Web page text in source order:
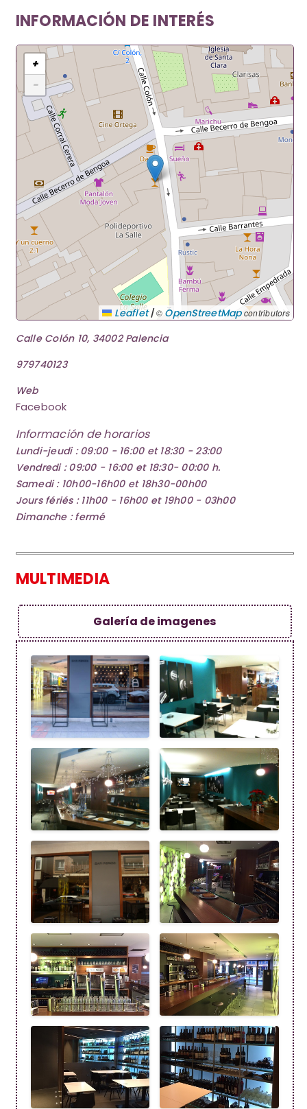
INFORMACIÓN DE INTERÉS
+
−
Leaflet|© OpenStreetMapcontributors
Calle Colón 10, 34002 Palencia
979740123
Web
Facebook
Información de horarios
Lundi-jeudi : 09:00 - 16:00 et 18:30 - 23:00
Vendredi : 09:00 - 16:00 et 18:30- 00:00 h.
Samedi : 10h00-16h00 et 18h30-00h00
Jours fériés : 11h00 - 16h00 et 19h00 - 03h00
Dimanche : fermé
MULTIMEDIA
Galería de imagenes